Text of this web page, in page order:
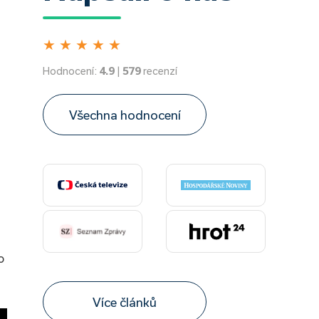
★ ★ ★ ★ ★
Hodnocení: 4.9 | 579recenzí
Všechna hodnocení
Více článků